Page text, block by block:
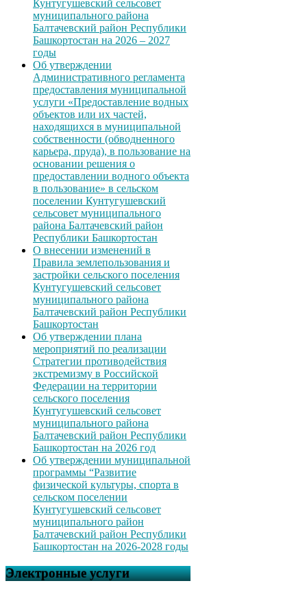
Кунтугушевский сельсовет
муниципального района
Балтачевский район Республики
Башкортостан на 2026 – 2027
годы
Об утверждении
Административного регламента
предоставления муниципальной
услуги «Предоставление водных
объектов или их частей,
находящихся в муниципальной
собственности (обводненного
карьера, пруда), в пользование на
основании решения о
предоставлении водного объекта
в пользование» в сельском
поселении Кунтугушевский
сельсовет муниципального
района Балтачевский район
Республики Башкортостан
О внесении изменений в
Правила землепользования и
застройки сельского поселения
Кунтугушевский сельсовет
муниципального района
Балтачевский район Республики
Башкортостан
Об утверждении плана
мероприятий по реализации
Стратегии противодействия
экстремизму в Российской
Федерации на территории
сельского поселения
Кунтугушевский сельсовет
муниципального района
Балтачевский район Республики
Башкортостан на 2026 год
Об утверждении муниципальной
программы “Развитие
физической культуры, спорта в
сельском поселении
Кунтугушевский сельсовет
муниципального район
Балтачевский район Республики
Башкортостан на 2026-2028 годы
Электронные услуги